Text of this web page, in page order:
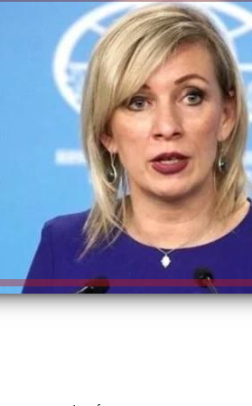
الكاتبة إلهام شرشر تهنئ الرئيس
السيسي بعيد ميلاده وتُشيد بجهوده
في بناء الدولة